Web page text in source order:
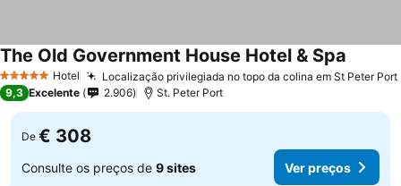
5 Estrelas Hotel Localização privilegiada no topo da colina em St Peter Port
The Old Government House Hotel & Spa
9,3 Excelente 2.906 St. Peter Port
De € 308
Consulte os preços de 9 sites Ver preços